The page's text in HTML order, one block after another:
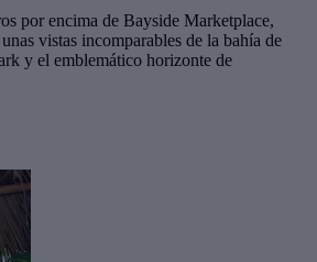
por encima de Bayside Marketplace,
vistas incomparables de la bahía de
y el emblemático horizonte de